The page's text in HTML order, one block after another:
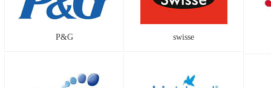
P&G swisse